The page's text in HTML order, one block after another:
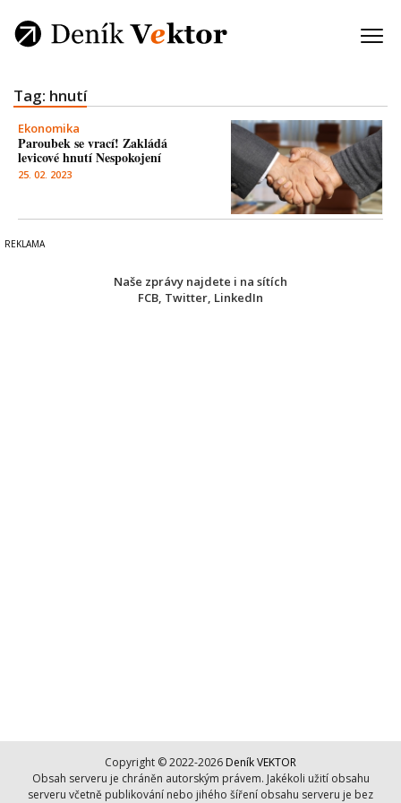
Tag: hnutí
Ekonomika
Paroubek se vrací! Zakládá
levicové hnutí Nespokojení
25. 02. 2023
Naše zprávy najdete i na sítích
FCB, Twitter, LinkedIn
Copyright © 2022-2026 Deník VEKTOR
Obsah serveru je chráněn autorským právem. Jakékoli užití obsahu
serveru včetně publikování nebo jihého šíření obsahu serveru je bez